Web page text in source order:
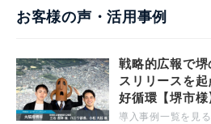
お客様の声・活用事例
戦略的広報で
スリリースを
好循環【堺市様
導入事例一覧を見る